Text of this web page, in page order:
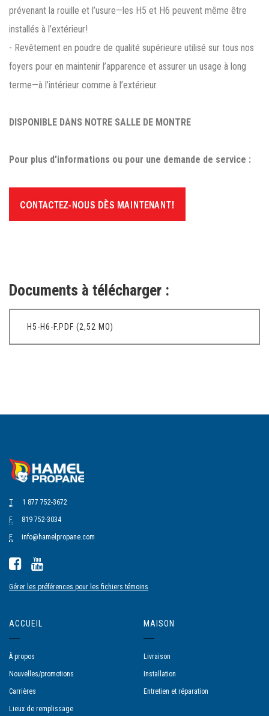
prévenant la rouille et l’usure—les H5 et H6 peuvent même être
installés à l’extérieur!
- Revêtement en poudre de qualité supérieure utilisé sur tous nos
foyers pour en maintenir l’apparence et assurer un usage à long
terme—à l’intérieur comme à l’extérieur.
DISPONIBLE DANS NOTRE SALLE DE MONTRE
Pour plus d'informations ou pour une demande de service :
Documents à télécharger :
H5-H6-F.PDF (2,52 MO)
T 1 877 752-3672
F 819 752-3034
E info@hamelpropane.com
Gérer les préférences pour les fichiers témoins
ACCUEIL
À propos
Nouvelles/promotions
Carrières
Lieux de remplissage
MAISON
Livraison
Installation
Entretien et réparation